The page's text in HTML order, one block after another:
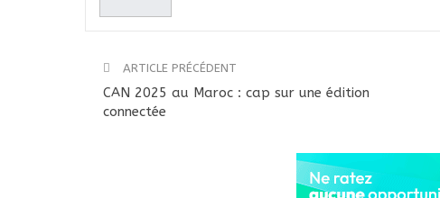
ARTICLE PRÉCÉDENT
CAN 2025 au Maroc : cap sur une édition
connectée